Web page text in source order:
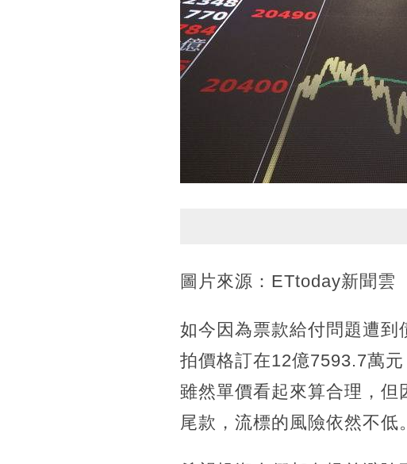
圖片來源：ETtoday新聞雲
如今因為票款給付問題遭到
拍價格訂在12億7593.7萬
雖然單價看起來算合理，
尾款，流標的風險依然不低。